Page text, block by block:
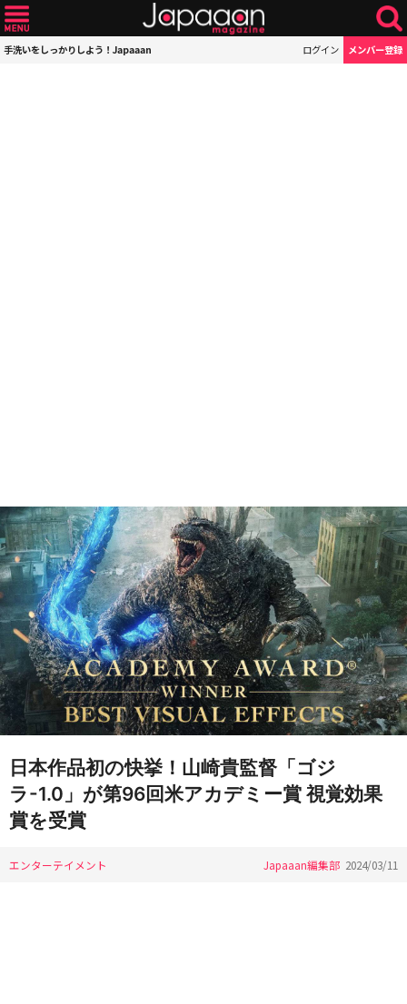
手洗いをしっかりしよう！Japaaan ログイン メンバー登録
日本作品初の快挙！山崎貴監督「ゴジ
ラ-1.0」が第96回米アカデミー賞 視覚効果
賞を受賞
エンターテイメント Japaaan編集部 2024/03/11